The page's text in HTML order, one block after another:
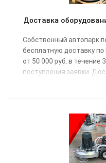
Доставка
Собственный автопарк
бесплатную доставку
от 50 000 руб. в течение
поступления заявки.